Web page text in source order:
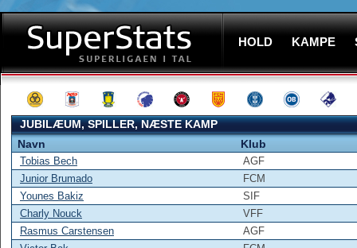
HOLD KAMPE
JUBILÆUM, SPILLER, NÆSTE KAMP
Navn
Klub
Tobias Bech
AGF
Junior Brumado
FCM
Younes Bakiz
SIF
Charly Nouck
VFF
Rasmus Carstensen
AGF